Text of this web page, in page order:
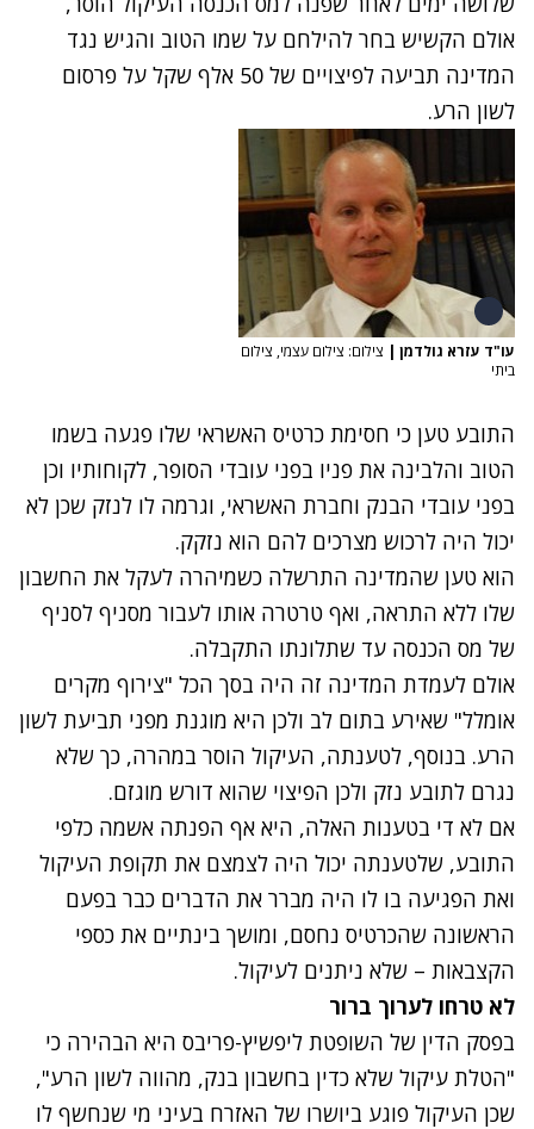
אולם הקשיש בחר להילחם על שמו הטוב והגיש נגד
המדינה תביעה לפיצויים של 50 אלף שקל על פרסום
לשון הרע.
עו"ד עזרא גולדמן | צילום: צילום עצמי, צילום
ביתי
התובע טען כי חסימת כרטיס האשראי שלו פגעה בשמו
הטוב והלבינה את פניו בפני עובדי הסופר, לקוחותיו וכן
בפני עובדי הבנק וחברת האשראי, וגרמה לו לנזק שכן לא
יכול היה לרכוש מצרכים להם הוא נזקק.
הוא טען שהמדינה התרשלה כשמיהרה לעקל את החשבון
שלו ללא התראה, ואף טרטרה אותו לעבור מסניף לסניף
של מס הכנסה עד שתלונתו התקבלה.
אולם לעמדת המדינה זה היה בסך הכל "צירוף מקרים
אומלל" שאירע בתום לב ולכן היא מוגנת מפני תביעת לשון
הרע. בנוסף, לטענתה, העיקול הוסר במהרה, כך שלא
נגרם לתובע נזק ולכן הפיצוי שהוא דורש מוגזם.
אם לא די בטענות האלה, היא אף הפנתה אשמה כלפי
התובע, שלטענתה יכול היה לצמצם את תקופת העיקול
ואת הפגיעה בו לו היה מברר את הדברים כבר בפעם
הראשונה שהכרטיס נחסם, ומושך בינתיים את כספי
הקצבאות – שלא ניתנים לעיקול.
לא טרחו לערוך ברור
בפסק הדין של השופטת ליפשיץ-פריבס היא הבהירה כי
"הטלת עיקול שלא כדין בחשבון בנק, מהווה לשון הרע",
שכן העיקול פוגע ביושרו של האזרח בעיני מי שנחשף לו